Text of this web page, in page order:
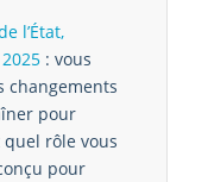
l’État,
: vous
changements
pour
quel rôle vous
pour